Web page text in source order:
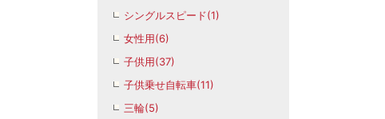
シングルスピード(1)
女性用(6)
子供用(37)
子供乗せ自転車(11)
三輪(5)